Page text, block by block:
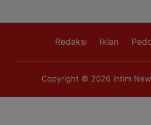
Redaksi Iklan
Copyright © 2026 Intim